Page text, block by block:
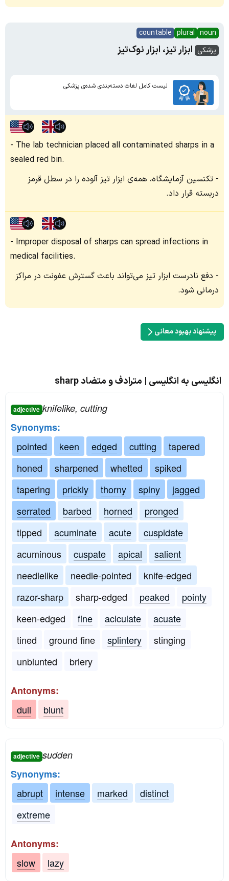
noun
plural
countable
پزشکی ابزار تیز، ابزار نوک‌تیز
لیست کامل لغات دسته‌بندی شده‌ی پزشکی
The lab technician placed all contaminated sharps in a
sealed red bin.
تکنسین آزمایشگاه، همه‌ی ابزار تیز آلوده را در سطل قرمز
دربسته قرار داد.
Improper disposal of sharps can spread infections in
medical facilities.
دفع نادرست ابزار تیز می‌تواند باعث گسترش عفونت در مراکز
درمانی شود.
پیشنهاد بهبود معانی
انگلیسی به انگلیسی | مترادف و متضاد sharp
adjective knifelike, cutting
Synonyms:
pointed
keen edged cutting
tapered
honed
sharpened whetted
spiked
tapering
prickly thorny spiny
jagged
serrated
barbed horned
pronged
tipped
acuminate acute
cuspidate
acuminous
cuspate apical
salient
needlelike
needle-pointed
knife-edged
razor-sharp
sharp-edged peaked
pointy
keen-edged
fine aciculate
acuate
tined
ground fine splintery
stinging
unblunted
briery
Antonyms:
dull
blunt
adjective sudden
Synonyms:
abrupt
intense marked
distinct
extreme
Antonyms:
slow
lazy